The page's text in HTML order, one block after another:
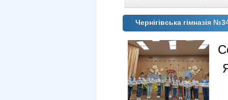
Чернігівська гімназія